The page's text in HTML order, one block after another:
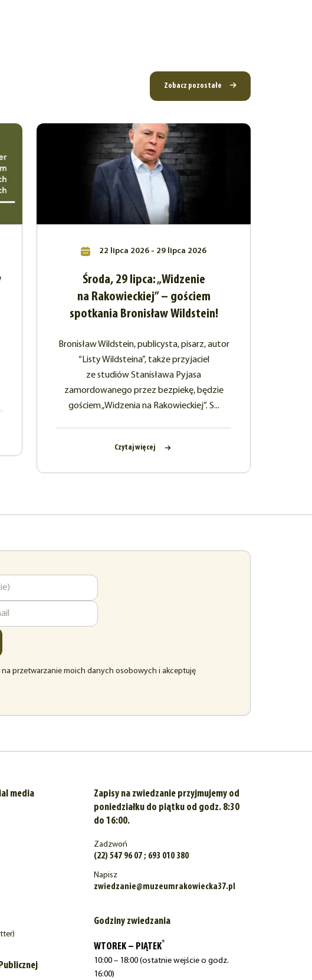
Zobacz pozostałe
22 lipca 2026 - 29 lipca 2026
Środa, 29 lipca: „Widzenie
na Rakowieckiej” – gościem
spotkania Bronisław Wildstein!
Bronisław Wildstein, publicysta, pisarz, autor
“Listy Wildsteina”, także przyjaciel
ze studiów Stanisława Pyjasa
zamordowanego przez bezpiekę, będzie
gościem „Widzenia na Rakowieckiej”. S...
Czytaj więcej
na przetwarzanie moich danych osobowych i akceptuję
media
Zapisy na zwiedzanie przyjmujemy od
poniedziałku do piątku od godz. 8:30
do 16:00.
Zadzwoń
(22) 547 96 07 ; 693 010 380
Napisz
zwiedzanie@muzeumrakowiecka37.pl
Godziny zwiedzania
WTOREK – PIĄTEK*
10:00 – 18:00 (ostatnie wejście o godz.
16:00)